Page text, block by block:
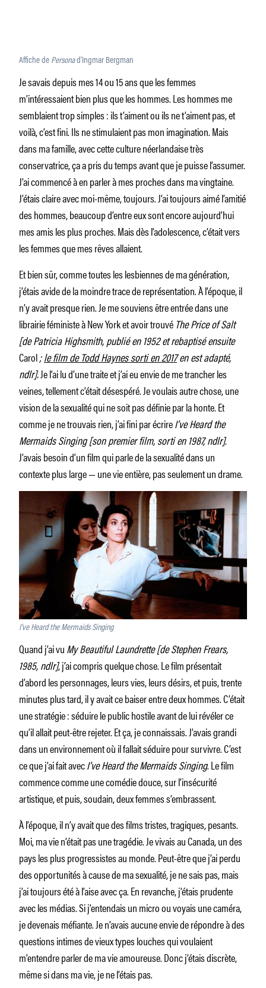
Affiche dePersonad’Ingmar Bergman
Je savais depuis mes 14 ou 15 ans que les femmes
m’intéressaient bien plus que les hommes. Les hommes me
semblaient trop simples : ils t’aiment ou ils ne t’aiment pas, et
voilà, c’est fini. Ils ne stimulaient pas mon imagination. Mais
dans ma famille, avec cette culture néerlandaise très
conservatrice, ça a pris du temps avant que je puisse l’assumer.
J’ai commencé à en parler à mes proches dans ma vingtaine.
J’étais claire avec moi-même, toujours. J’ai toujours aimé l’amitié
des hommes, beaucoup d’entre eux sont encore aujourd’hui
mes amis les plus proches. Mais dès l’adolescence, c’était vers
les femmes que mes rêves allaient.
Et bien sûr, comme toutes les lesbiennes de ma génération,
j’étais avide de la moindre trace de représentation. À l’époque, il
n’y avait presque rien. Je me souviens être entrée dans une
librairie féministe à New York et avoir trouvé The Price of Salt
[de Patricia Highsmith, publié en 1952 et rebaptisé ensuite
Carol;le film de Todd Haynes sorti en 2017en est adapté,
ndlr].Je l’ai lu d’une traite et j’ai eu envie de me trancher les
veines, tellement c’était désespéré. Je voulais autre chose, une
vision de la sexualité qui ne soit pas définie par la honte. Et
comme je ne trouvais rien, j’ai fini par écrireI’ve Heard the
Mermaids Singing [son premier film, sorti en 1987, ndlr].
J’avais besoin d’un film qui parle de la sexualité dans un
contexte plus large — une vie entière, pas seulement un drame.
I’ve Heard the Mermaids Singing
Quand j’ai vuMy Beautiful Laundrette [de Stephen Frears,
1985, ndlr], j’ai compris quelque chose. Le film présentait
d’abord les personnages, leurs vies, leurs désirs, et puis, trente
minutes plus tard, il y avait ce baiser entre deux hommes. C’était
une stratégie : séduire le public hostile avant de lui révéler ce
qu’il allait peut-être rejeter. Et ça, je connaissais. J’avais grandi
dans un environnement où il fallait séduire pour survivre. C’est
ce que j’ai fait avecI’ve Heard the Mermaids Singing. Le film
commence comme une comédie douce, sur l’insécurité
artistique, et puis, soudain, deux femmes s’embrassent.
À l’époque, il n’y avait que des films tristes, tragiques, pesants.
Moi, ma vie n’était pas une tragédie. Je vivais au Canada, un des
pays les plus progressistes au monde. Peut-être que j’ai perdu
des opportunités à cause de ma sexualité, je ne sais pas, mais
j’ai toujours été à l’aise avec ça. En revanche, j’étais prudente
avec les médias. Si j’entendais un micro ou voyais une caméra,
je devenais méfiante. Je n’avais aucune envie de répondre à des
questions intimes de vieux types louches qui voulaient
m’entendre parler de ma vie amoureuse. Donc j’étais discrète,
même si dans ma vie, je ne l’étais pas.